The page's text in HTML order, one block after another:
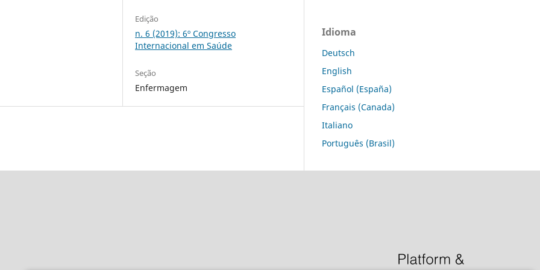
Edição
n. 6 (2019): 6º Congresso
Internacional em Saúde
Seção
Enfermagem
Idioma
Deutsch
English
Español (España)
Français (Canada)
Italiano
Português (Brasil)